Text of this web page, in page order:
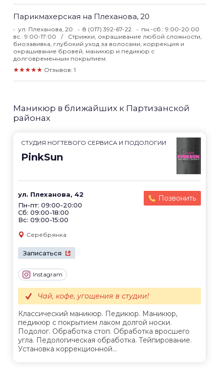
Парикмахерская на Плеханова, 20
ул. Плеханова, 20 8 (017) 392-67-22
пн.-сб.: 9:00-20:00
вс.: 9:00-17:00
Стрижки, окрашивание любой сложности,
биозавивка, глубокий уход за волосами, коррекция и
окрашивание бровей, маникюр и педикюр с
долговременным покрытием.
★★★★★ Отзывов: 1
Маникюр в ближайших к Партизанской
районах
СТУДИЯ НОГТЕВОГО СЕРВИСА И ПОДОЛОГИИ
PinkSun
ул. Плеханова, 42
Пн-пт: 09:00-20:00
Сб: 09:00-18:00
Вс: 09:00-15:00
Позвонить
Серебрянка
Записаться
Instagram
Классический маникюр. Педикюр. Маникюр,
педикюр с покрытием лаком долгой носки.
Подолог. Обработка стоп. Обработка вросшего
угла. Педологическая обработка. Тейпирование.
Установка коррекционной...
Чай, кофе, угощения в студии!